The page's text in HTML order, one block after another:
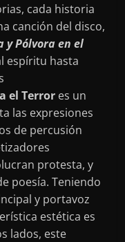
cada historia
canción del disco,
y Pólvora en el
espíritu hasta
el Terror es un
las expresiones
de percusión
protesta, y
poesía. Teniendo
y portavoz
estética es
lados, este